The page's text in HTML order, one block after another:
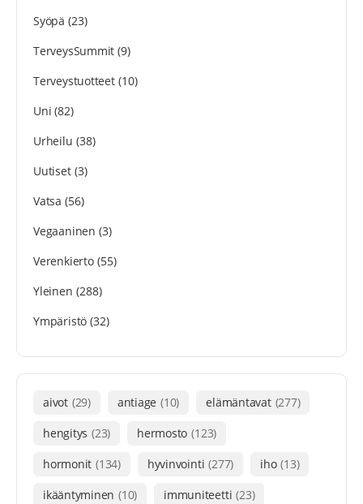
Syöpä (23)
TerveysSummit (9)
Terveystuotteet(10)
Uni (82)
Urheilu (38)
Uutiset(3)
Vatsa (56)
Vegaaninen (3)
Verenkierto(55)
Yleinen (288)
Ympäristö (32)
aivot (29) antiage (10) elämäntavat (277)
hengitys (23) hermosto (123)
hormonit (134) hyvinvointi (277) iho (13)
ikääntyminen (10) immuniteetti (23)